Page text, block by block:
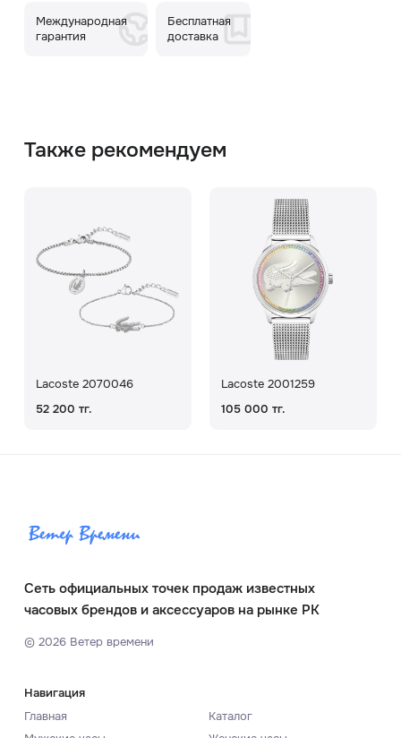
Международная
гарантия
Бесплатная
доставка
Также рекомендуем
Lacoste 2070046
52 200 тг.
Lacoste 2001259
105 000 тг.
Сеть официальных точек продаж известных
часовых брендов и аксессуаров на рынке РК
© 2026Ветер времени
Навигация
Главная
Каталог